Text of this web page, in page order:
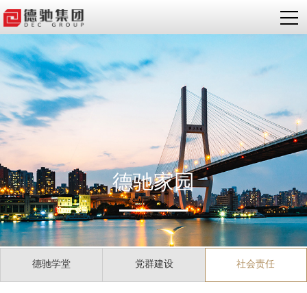
德驰家园
德驰学堂 党群建设 社会责任